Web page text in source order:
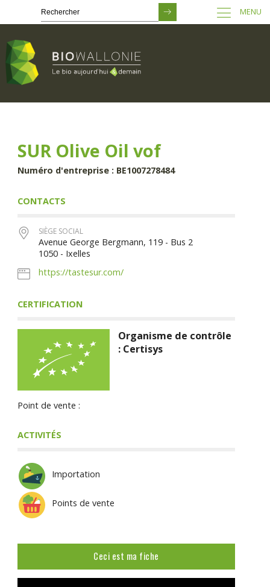
principal
MENU
SUR Olive Oil vof
Numéro d'entreprise : BE1007278484
CONTACTS
SIÈGE SOCIAL
Avenue George Bergmann, 119 - Bus 2
1050 - Ixelles
https://tastesur.com/
CERTIFICATION
Organisme de contrôle
: Certisys
Point de vente :
ACTIVITÉS
Importation
Points de vente
Ceci est ma fiche